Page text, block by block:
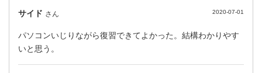
サイド さん 2020-07-01
パソコンいじりながら復習できてよかった。結構わかりやす
いと思う。